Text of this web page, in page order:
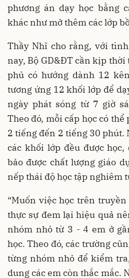
phương án dạy học bằng
khác như mở thêm các lớp
Thầy Nhĩ cho rằng, với
nay, Bộ GD&ĐT cần kịp
phủ có hướng dành 12
tương ứng 12 khối lớp để
ngày phát sóng từ 7 giờ
Theo đó, mỗi cấp học có
2 tiếng đến 2 tiếng 30 phút.
các khối lớp đều được
bảo được chất lượng giáo
nếp thái độ học tập nghiêm
“Muốn việc học trên
thực sự đem lại hiệu quả
nhóm nhỏ từ 3 - 4 em ở
học. Theo đó, các trường
từng nhóm nhỏ để kiểm
dung các em còn thắc mắc.